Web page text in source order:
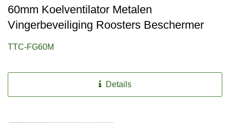
60mm Koelventilator Metalen
Vingerbeveiliging Roosters Beschermer
TTC-FG60M
Details